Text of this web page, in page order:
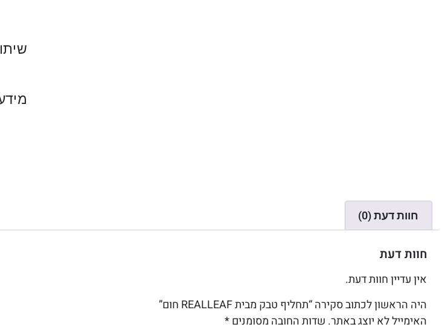
חוות דעת (0)
חוות דעת
אין עדיין חוות דעת.
היה הראשון לכתוב סקירה “תחליף טבק מבית REALLEAF חום”
האימייל לא יוצג באתר. שדות החובה מסומנים*